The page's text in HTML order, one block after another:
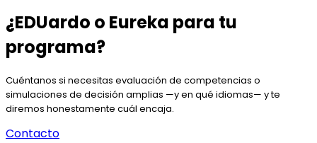
¿EDUardo o Eureka para tu
programa?
Cuéntanos si necesitas evaluación de competencias o
simulaciones de decisión amplias —y en qué idiomas— y te
diremos honestamente cuál encaja.
Contacto